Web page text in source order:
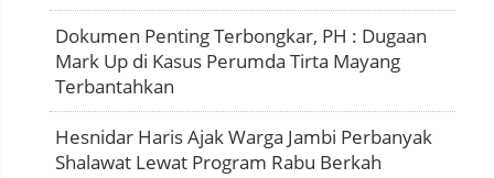
Dokumen Penting Terbongkar, PH : Dugaan
Mark Up di Kasus Perumda Tirta Mayang
Terbantahkan
Hesnidar Haris Ajak Warga Jambi Perbanyak
Shalawat Lewat Program Rabu Berkah